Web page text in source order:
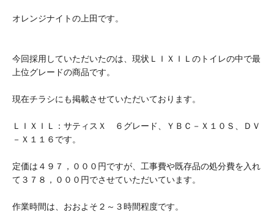
オレンジナイトの上田です。
今回採用していただいたのは、現状ＬＩＸＩＬのトイレの中で最
上位グレードの商品です。
現在チラシにも掲載させていただいております。
ＬＩＸＩＬ：サティスＸ ６グレード、ＹＢＣ－Ｘ１０Ｓ、ＤＶ
－Ｘ１１６です。
定価は４９７，０００円ですが、工事費や既存品の処分費を入れ
て３７８，０００円でさせていただいています。
作業時間は、おおよそ２～３時間程度です。